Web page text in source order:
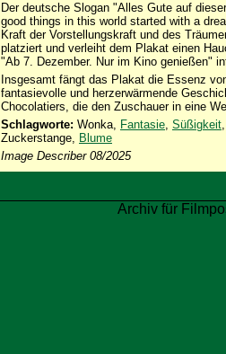
Der deutsche Slogan "Alles Gute auf
good things in this world started with a
Kraft der Vorstellungskraft und des
platziert und verleiht dem Plakat einen
"Ab 7. Dezember. Nur im Kino genießen"
Insgesamt fängt das Plakat die Essenz
fantasievolle und herzerwärmende
Chocolatiers, die den Zuschauer in eine
Schlagworte: Wonka, Fantasie, Süßigkeit
Zuckerstange, Blume
Image Describer 08/2025
Archiv für